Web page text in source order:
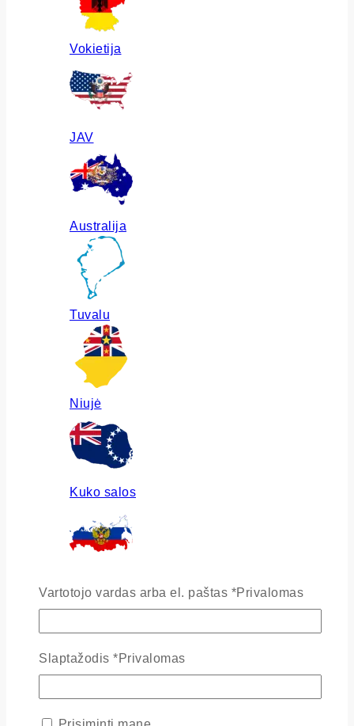
Vokietija
JAV
Australija
Tuvalu
Niujė
Kuko salos
Vartotojo vardas arba el. paštas *Privalomas
Slaptažodis *Privalomas